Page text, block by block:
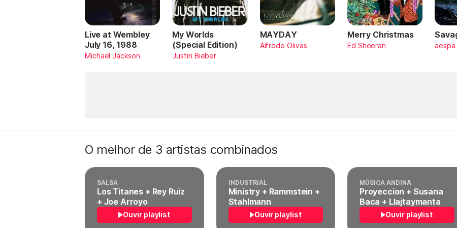
Live at Wembley
July 16, 1988
Michael Jackson
My Worlds
(Special Edition)
Justin Bieber
MAYDAY
Alfredo Olivas
Merry Christmas
Ed Sheeran aespa
O melhor de 3 artistas combinados
SALSA
Los Titanes + Rey Ruiz
+ Joe Arroyo
Ouvir playlist
INDUSTRIAL
Ministry + Rammstein +
Stahlmann
Ouvir playlist
MÚSICA ANDINA
Proyeccion + Susana
Baca + Llajtaymanta
Ouvir playlist